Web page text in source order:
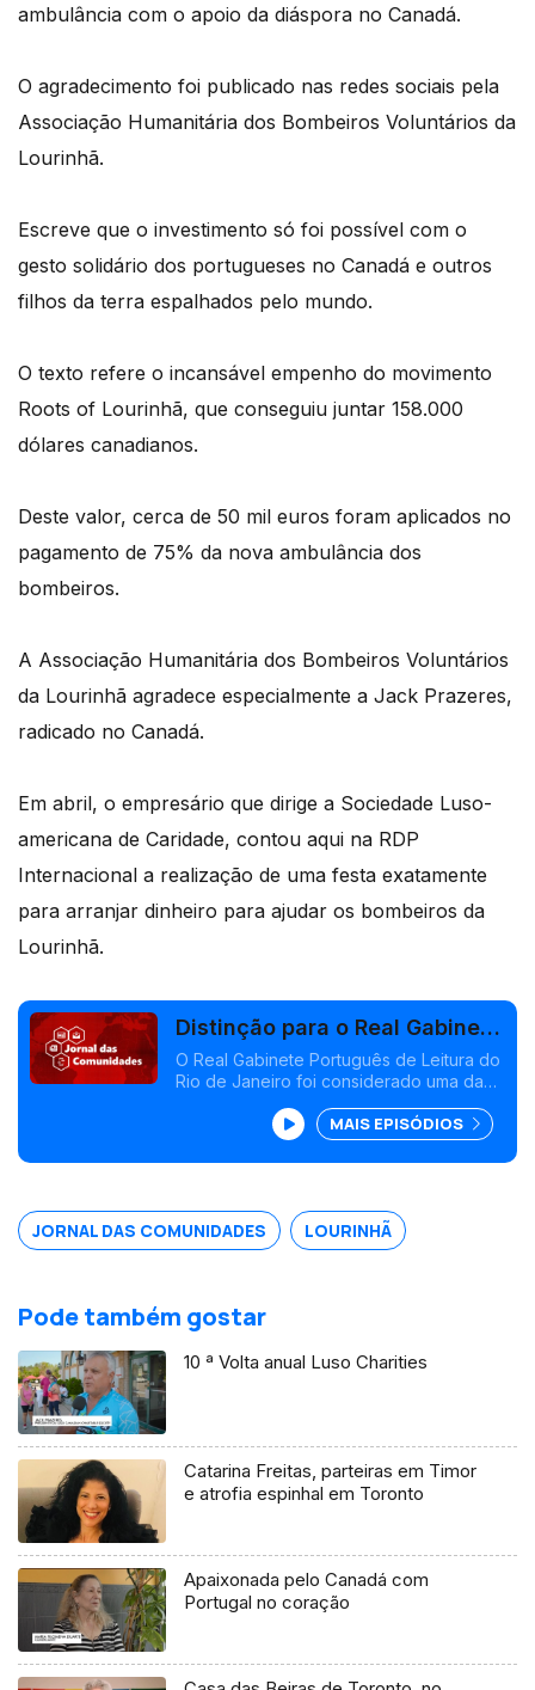
ambulância com o apoio da diáspora no Canadá.
O agradecimento foi publicado nas redes sociais pela
Associação Humanitária dos Bombeiros Voluntários da
Lourinhã.
Escreve que o investimento só foi possível com o
gesto solidário dos portugueses no Canadá e outros
filhos da terra espalhados pelo mundo.
O texto refere o incansável empenho do movimento
Roots of Lourinhã, que conseguiu juntar 158.000
dólares canadianos.
Deste valor, cerca de 50 mil euros foram aplicados no
pagamento de 75% da nova ambulância dos
bombeiros.
A Associação Humanitária dos Bombeiros Voluntários
da Lourinhã agradece especialmente a Jack Prazeres,
radicado no Canadá.
Em abril, o empresário que dirige a Sociedade Luso-
americana de Caridade, contou aqui na RDP
Internacional a realização de uma festa exatamente
para arranjar dinheiro para ajudar os bombeiros da
Lourinhã.
Distinção para o Real Gabinete
Português de Leitura no Brasil
O Real Gabinete Português de Leitura do
Rio de Janeiro foi considerado uma das
Bombeiros da Lourinhã gratos à diáspora
por nova ambulância. Edição Isabel
Gaspar Dias
MAIS EPISÓDIOS
JORNAL DAS COMUNIDADES LOURINHÃ
Pode também gostar
10 ª Volta anual Luso Charities
Catarina Freitas, parteiras em Timor
e atrofia espinhal em Toronto
Apaixonada pelo Canadá com
Portugal no coração